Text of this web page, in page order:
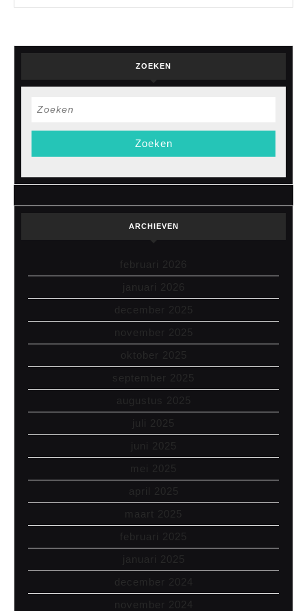
ZOEKEN
Zoek
ARCHIEVEN
februari 2026
januari 2026
december 2025
november 2025
oktober 2025
september 2025
augustus 2025
juli 2025
juni 2025
mei 2025
april 2025
maart 2025
februari 2025
januari 2025
december 2024
november 2024